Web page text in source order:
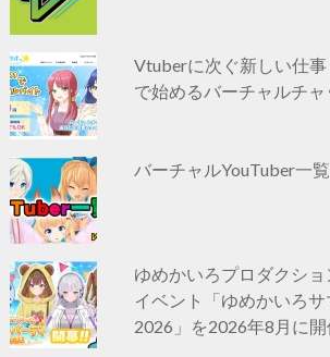
Vtuberに次ぐ新しい仕事
で始めるバーチャルチ
バーチャルYouTuber一覧
ゆめかいろプロダクシ
イベント「ゆめかいろサ
2026」を2026年8月に開